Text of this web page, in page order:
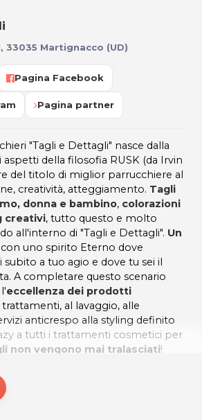
33035 Martignacco (UD)
Pagina Facebook
Pagina partner
"Tagli e Dettagli" nasce dalla
della filosofia RUSK (da Irvin
del titolo di miglior parrucchiere al
creatività, atteggiamento. Tagli
donna e bambino, colorazioni
creativi, tutto questo e molto
all'interno di "Tagli e Dettagli". Un
con uno spirito Eterno dove
a tuo agio e dove tu sei il
A completare questo scenario
eccellenza dei prodotti
trattamenti, al lavaggio, alle
anticrespo alla styling definito
a tutti i trattamenti cosmetici per
non vengono mai tralasciati!
unica
e accomodati in un ambiente